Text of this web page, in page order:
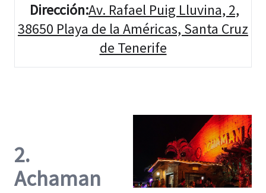
Dirección:Av. Rafael Puig Lluvina, 2,
38650 Playa de la Américas, Santa Cruz
de Tenerife
2.
Achaman